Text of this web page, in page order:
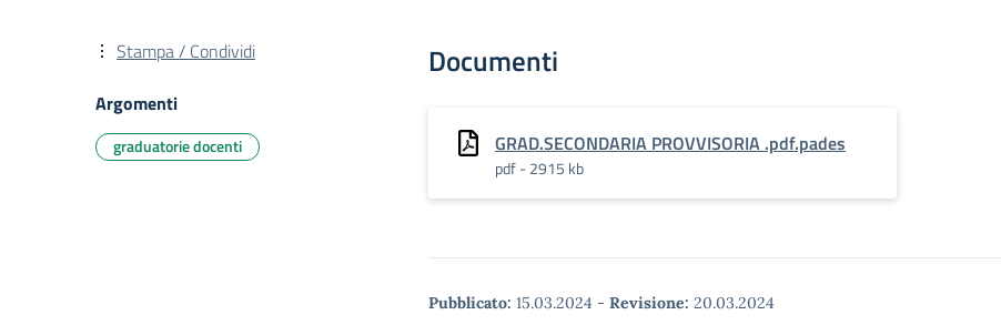
Documenti
GRAD.SECONDARIA PROVVISORIA .pdf.pades
pdf - 2915 kb
Pubblicato: 15.03.2024 - Revisione: 20.03.2024
Stampa / Condividi
Argomenti
graduatorie docenti